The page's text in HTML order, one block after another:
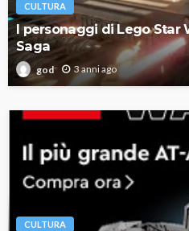
CULTURA
I personaggi di Lego Star
Saga
god 3 anni ago
CULTURA